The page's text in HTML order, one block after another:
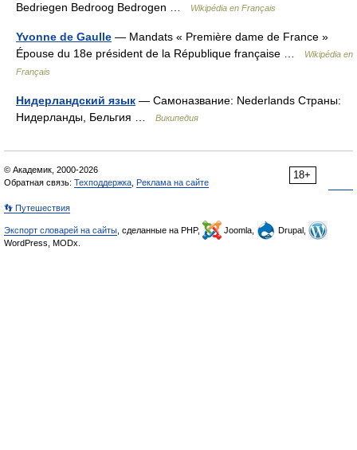
Bedriegen Bedroog Bedrogen …
Wikipédia en Français
Yvonne de Gaulle — Mandats « Première dame de France »
Épouse du 18e président de la République française …
Wikipédia en
Français
Нидерландский язык — Самоназвание: Nederlands Страны:
Нидерланды, Бельгия …
Википедия
18+
© Академик, 2000-2026
Обратная связь: Техподдержка Реклама на сайте
👣 Путешествия
Экспорт словарей на сайты , сделанные на PHP, Joomla,
Drupal,
WordPress, MODx.